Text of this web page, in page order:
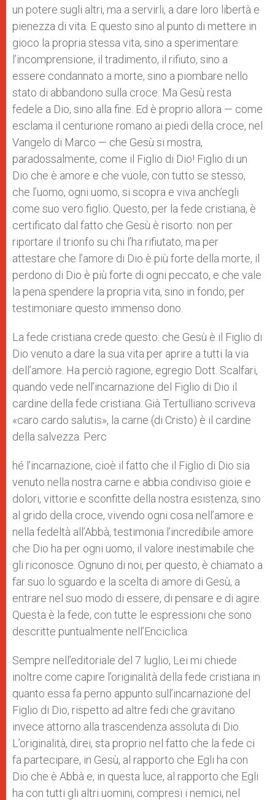
un potere sugli altri, ma a servirli, a dare loro libertà e
pienezza di vita. E questo sino al punto di mettere in
gioco la propria stessa vita, sino a sperimentare
l’incomprensione, il tradimento, il rifiuto, sino a
essere condannato a morte, sino a piombare nello
stato di abbandono sulla croce. Ma Gesù resta
fedele a Dio, sino alla fine. Ed è proprio allora — come
esclama il centurione romano ai piedi della croce, nel
Vangelo di Marco — che Gesù si mostra,
paradossalmente, come il Figlio di Dio! Figlio di un
Dio che è amore e che vuole, con tutto se stesso,
che l’uomo, ogni uomo, si scopra e viva anch’egli
come suo vero figlio. Questo, per la fede cristiana, è
certificato dal fatto che Gesù è risorto: non per
riportare il trionfo su chi l’ha rifiutato, ma per
attestare che l’amore di Dio è più forte della morte, il
perdono di Dio è più forte di ogni peccato, e che vale
la pena spendere la propria vita, sino in fondo, per
testimoniare questo immenso dono.
La fede cristiana crede questo: che Gesù è il Figlio di
Dio venuto a dare la sua vita per aprire a tutti la via
dell’amore. Ha perciò ragione, egregio Dott. Scalfari,
quando vede nell’incarnazione del Figlio di Dio il
cardine della fede cristiana. Già Tertulliano scriveva
«caro cardo salutis», la carne (di Cristo) è il cardine
della salvezza. Perc
hé l’incarnazione, cioè il fatto che il Figlio di Dio sia
venuto nella nostra carne e abbia condiviso gioie e
dolori, vittorie e sconfitte della nostra esistenza, sino
al grido della croce, vivendo ogni cosa nell’amore e
nella fedeltà all’Abbà, testimonia l’incredibile amore
che Dio ha per ogni uomo, il valore inestimabile che
gli riconosce. Ognuno di noi, per questo, è chiamato a
far suo lo sguardo e la scelta di amore di Gesù, a
entrare nel suo modo di essere, di pensare e di agire.
Questa è la fede, con tutte le espressioni che sono
descritte puntualmente nell’Enciclica.
Sempre nell’editoriale del 7 luglio, Lei mi chiede
inoltre come capire l’originalità della fede cristiana in
quanto essa fa perno appunto sull’incarnazione del
Figlio di Dio, rispetto ad altre fedi che gravitano
invece attorno alla trascendenza assoluta di Dio.
L’originalità, direi, sta proprio nel fatto che la fede ci
fa partecipare, in Gesù, al rapporto che Egli ha con
Dio che è Abbà e, in questa luce, al rapporto che Egli
ha con tutti gli altri uomini, compresi i nemici, nel